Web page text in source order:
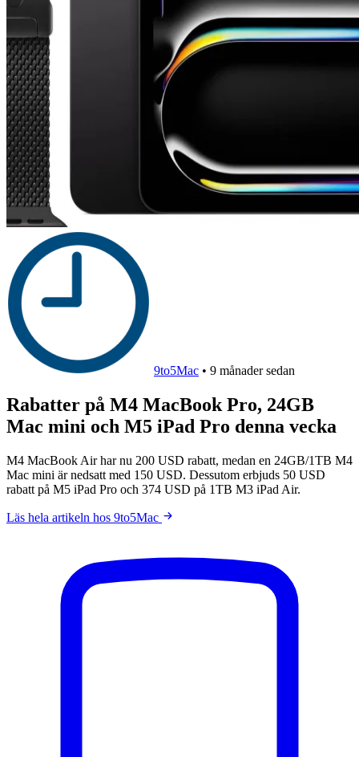
9to5Mac • 9 månader sedan
Rabatter på M4 MacBook Pro, 24GB
Mac mini och M5 iPad Pro denna vecka
M4 MacBook Air har nu 200 USD rabatt, medan en 24GB/1TB M4
Mac mini är nedsatt med 150 USD. Dessutom erbjuds 50 USD
rabatt på M5 iPad Pro och 374 USD på 1TB M3 iPad Air.
Läs hela artikeln hos 9to5Mac